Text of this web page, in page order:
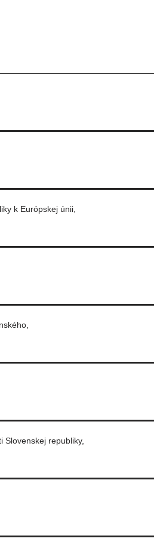
k Európskej únii,
Slovenskej republiky,